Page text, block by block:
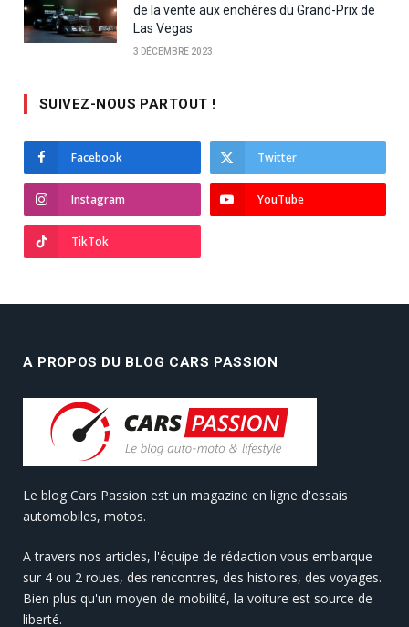
de la vente aux enchères du Grand-Prix de
Las Vegas
3 DÉCEMBRE 2023
SUIVEZ-NOUS PARTOUT !
Facebook Twitter
Instagram YouTube
TikTok
A PROPOS DU BLOG CARS PASSION
Le blog Cars Passion est un magazine en ligne d'essais
automobiles, motos.
A travers nos articles, l'équipe de rédaction vous embarque
sur 4 ou 2 roues, des rencontres, des histoires, des voyages.
Bien plus qu'un moyen de mobilité, la voiture est source de
liberté.